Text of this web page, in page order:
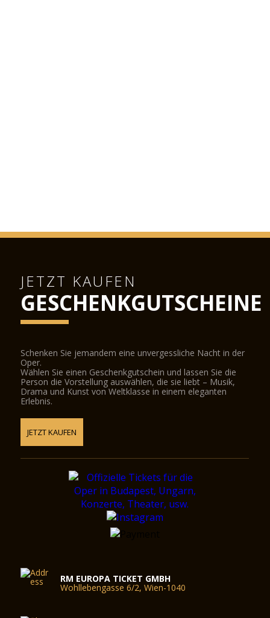
JETZT KAUFEN
GESCHENKGUTSCHEINE
Schenken Sie jemandem eine unvergessliche Nacht in der
Oper.
Wählen Sie einen Geschenkgutschein und lassen Sie die
Person die Vorstellung auswählen, die sie liebt – Musik,
Drama und Kunst von Weltklasse in einem eleganten
Erlebnis.
JETZT KAUFEN
RM EUROPA TICKET GMBH
Wohllebengasse 6/2, Wien-1040